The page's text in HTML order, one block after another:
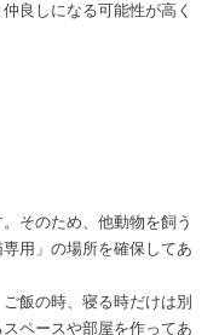
良しになる可能性が高く
そのため、他動物を飼う
用」の場所を確保してあ
飯の時、寝る時だけは別
ペースや部屋を作ってあ